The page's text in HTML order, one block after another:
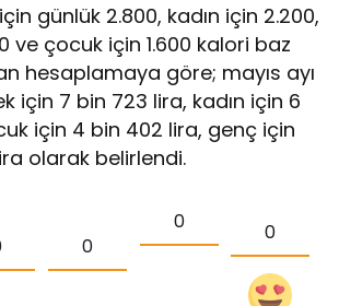
günlük 2.800, kadın için 2.200,
ve çocuk için 1.600 kalori baz
hesaplamaya göre; mayıs ayı
için 7 bin 723 lira, kadın için 6
için 4 bin 402 lira, genç için
olarak belirlendi.
0
0 0